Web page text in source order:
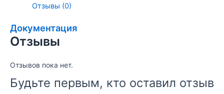
Отзывы (0)
Документация
Отзывы
Отзывов пока нет.
Будьте первым, кто оставил отзыв